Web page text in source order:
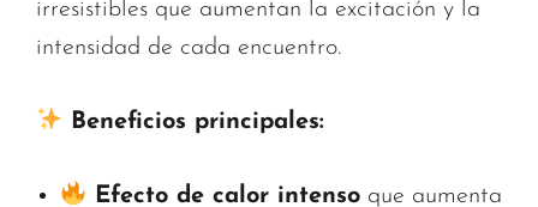
irresistibles que aumentan la excitación y la
intensidad de cada encuentro.
Beneficios principales:
Efecto de calor intensoque aumenta